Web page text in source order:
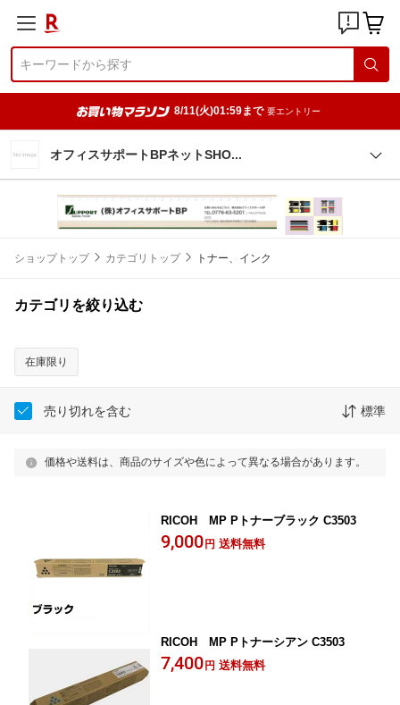
8/11(火)01:59まで 要エントリー
オフィスサポートBPネットSHO
ショップトップ カテゴリトップ トナー、インク
カテゴリを絞り込む
在庫限り
売り切れを含む 標準
価格や送料は、商品のサイズや色によって異なる場合があります。
RICOH MP Pトナーブラック C3503
9,000 円 送料無料
RICOH MP Pトナーシアン C3503
7,400 円 送料無料